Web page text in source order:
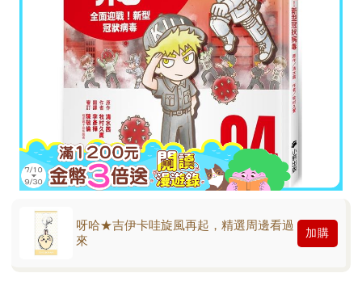
呀哈★吉伊卡哇旋風再起，精選周邊看過
來
加購